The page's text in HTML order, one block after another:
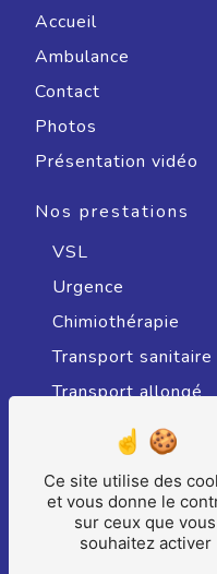
Accueil
Ambulance
Contact
Photos
Présentation vidéo
Nos prestations
VSL
Urgence
Chimiothérapie
Transport sanitaire
Transport allongé
Radiothérapie
Transport sanitaire
Hospitalisation
Ambulance
Ce site utilise des
et vous donne le
sur ceux que vous
souhaitez activer